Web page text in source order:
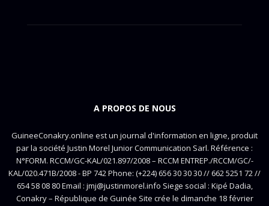
A PROPOS DE NOUS
GuineeConakry.online est un journal d'information en ligne, produit
par la société Justin Morel Junior Communication Sarl. Référence :
N°FORM. RCCM/GC-KAL/021.897/2008 – RCCM ENTREP./RCCM/GC/-
KAL/020.471B/2008 - BP 742 Phone: (+224) 656 30 30 30 // 662 5251 72 //
654 58 08 80 Email : jmj@justinmorel.info Siege social : Kipé Dadia,
Conakry – République de Guinée Site crée le dimanche 18 février